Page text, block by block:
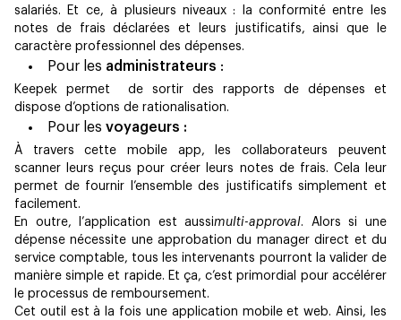
salariés. Et ce, à plusieurs niveaux : la conformité entre les
notes de frais déclarées et leurs justificatifs, ainsi que le
caractère professionnel des dépenses.
Pour les administrateurs :
Keepek permet de sortir des rapports de dépenses et
dispose d’options de rationalisation.
Pour les voyageurs :
À travers cette mobile app, les collaborateurs peuvent
scanner leurs reçus pour créer leurs notes de frais. Cela leur
permet de fournir l’ensemble des justificatifs simplement et
facilement.
En outre, l’application est aussimulti-approval. Alors si une
dépense nécessite une approbation du manager direct et du
service comptable, tous les intervenants pourront la valider de
manière simple et rapide. Et ça, c’est primordial pour accélérer
le processus de remboursement.
Cet outil est à la fois une application mobile et web. Ainsi, les